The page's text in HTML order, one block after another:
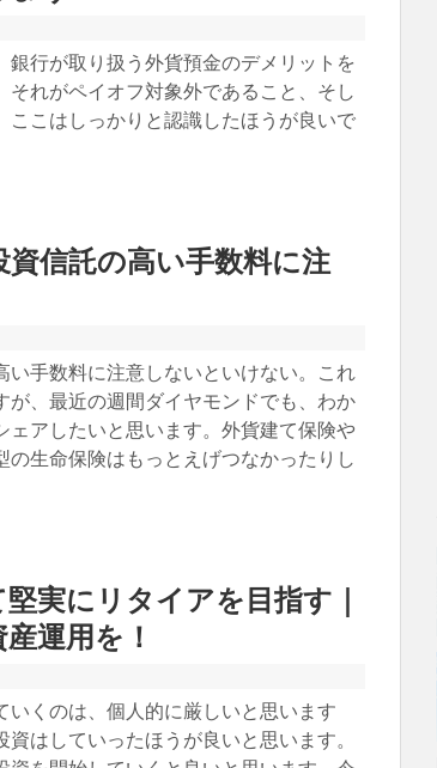
銀行が取り扱う外貨預金のデメリットを
それがペイオフ対象外であること、そし
ここはしっかりと認識したほうが良いで
信託の高い手数料に注
い手数料に注意しないといけない。これ
が、最近の週間ダイヤモンドでも、わか
ェアしたいと思います。外貨建て保険や
の生命保険はもっとえげつなかったりし
実にリタイアを目指す｜
運用を！
いくのは、個人的に厳しいと思います
はしていったほうが良いと思います。